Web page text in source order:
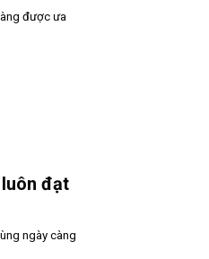
được ưa
đạt
ngày càng